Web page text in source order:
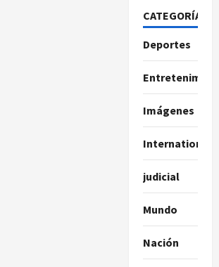
CATEGORÍAS
Deportes
Imágenes
International
judicial
Mundo
Nación